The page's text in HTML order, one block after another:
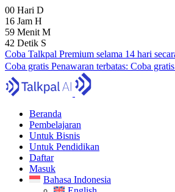
00 Hari D
16 Jam H
59 Menit M
41 Detik S
Coba Talkpal Premium selama 14 hari
Coba gratis Penawaran terbatas: Coba
Beranda
Pembelajaran
Untuk Bisnis
Untuk Pendidikan
Daftar
Masuk
Bahasa Indonesia